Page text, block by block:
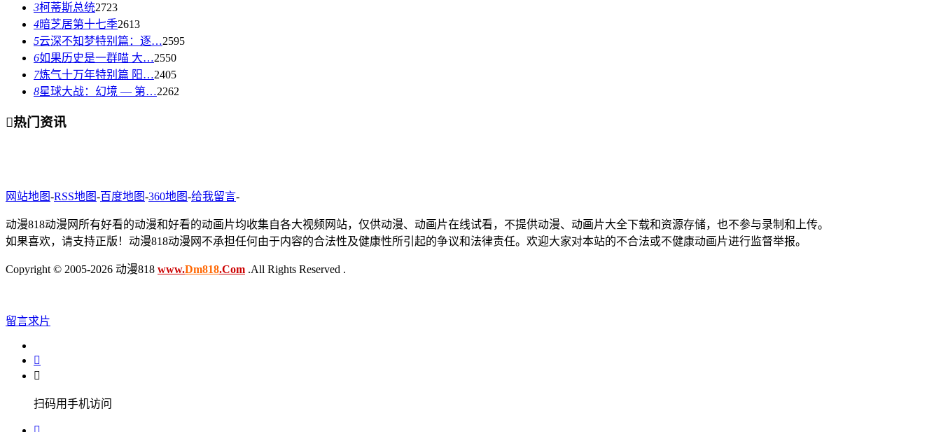
3柯蒂斯总统2723
4暗芝居第十七季2613
5云深不知梦特别篇：逐…2595
6如果历史是一群喵 大…2550
7炼气十万年特别篇 阳…2405
8星球大战：幻境 — 第…2262
热门资讯
网站地图-RSS地图-百度地图-360地图-给我留言-
动漫818动漫网所有好看的动漫和好看的动画片均收集自各大视频网站，仅供动漫、动画片在线试看，不提供动漫、动画片大全下载和资源存储，也不参与录制和上传。
如果喜欢，请支持正版！动漫818动漫网不承担任何由于内容的合法性及健康性所引起的争议和法律责任。欢迎大家对本站的不合法或不健康动画片进行监督举报。
Copyright © 2005-2026 动漫818 www.Dm818.Com .All Rights Reserved .
留言求片


扫码用手机访问